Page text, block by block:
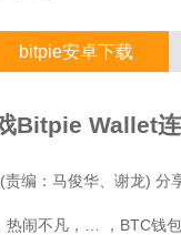
bitpie安卓下载
Bitpie Wallet
编：马俊华、谢龙)
闹不凡，… ，BTC钱